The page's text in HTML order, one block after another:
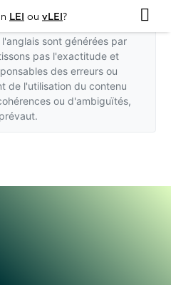
LEI ou vLEI?
de ce site web dans des
sont générées par
pas l'exactitude et
des erreurs ou
de l'utilisation du contenu
ou d'ambiguïtés,
prévaut.